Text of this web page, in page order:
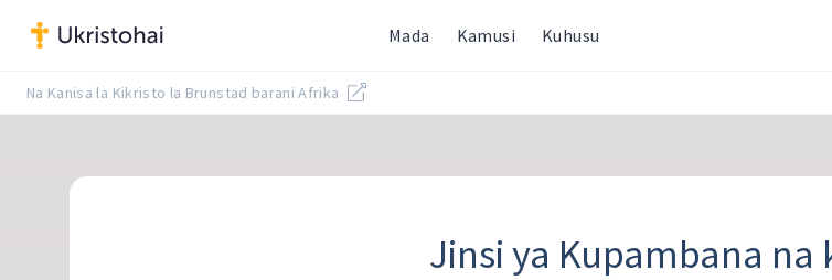
Mada Kamusi Kuhusu
Na Kanisa la Kikristo la Brunstad barani Afrika
Jinsi ya Kupambana na